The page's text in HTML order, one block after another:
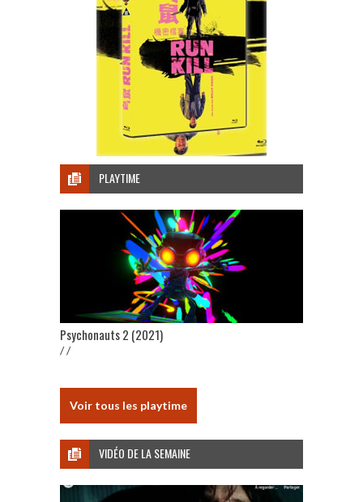
PLAYTIME
Psychonauts 2 (2021)
/ /
Voir tous les playtime
VIDÉO DE LA SEMAINE